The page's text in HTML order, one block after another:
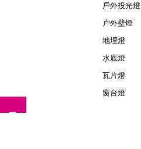
戶外投光燈
户外壁燈
地埋燈
水底燈
瓦片燈
窗台燈